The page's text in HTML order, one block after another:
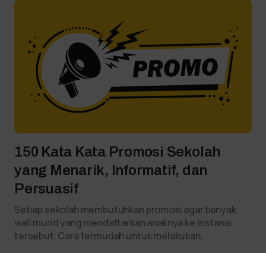
150 Kata Kata Promosi Sekolah
yang Menarik, Informatif, dan
Persuasif
Setiap sekolah membutuhkan promosi agar banyak
wali murid yang mendaftarkan anaknya ke instansi
tersebut. Cara termudah untuk melakukan…